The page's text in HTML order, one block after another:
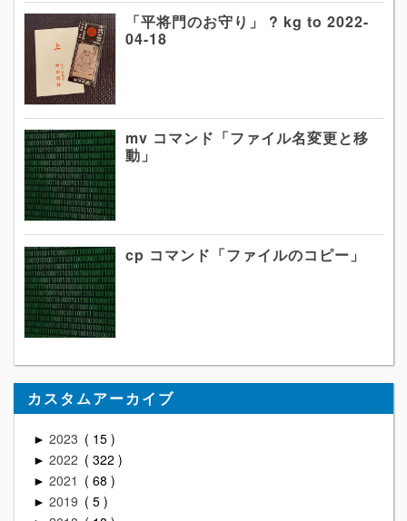
「平将門のお守り」 ? kg to 2022-
04-18
mv コマンド「ファイル名変更と移
動」
cp コマンド「ファイルのコピー」
カスタムアーカイブ
► 2023 15
► 2022 322
► 2021 68
► 2019 5